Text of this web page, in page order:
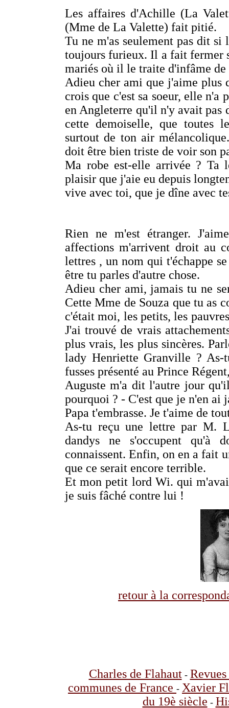
Les affaires d'Achille (La
(Mme de La Valette) fait pitié.
Tu ne m'as seulement pas dit
toujours furieux. Il a fait fermer
mariés où il le traite d'infâme de
Adieu cher ami que j'aime
crois que c'est sa soeur, elle n'a
en Angleterre qu'il n'y avait pas
cette demoiselle, que toutes
surtout de ton air
doit être bien triste de voir son
Ma robe est-elle arrivée ? Ta
plaisir que j'aie eu depuis
vive avec toi, que je dîne avec
Rien ne m'est étranger.
affections m'arrivent droit au
lettres , un nom qui t'échappe
être tu parles d'autre chose.
Adieu cher ami, jamais tu ne
Cette Mme de Souza que tu as
c'était moi, les petits, les
J'ai trouvé de vrais
plus vrais, les plus sincères.
lady Henriette Granville ?
fusses présenté au Prince
Auguste m'a dit l'autre jour
pourquoi ? - C'est que je n'en ai
Papa t'embrasse. Je t'aime de
As-tu reçu une lettre par M.
dandys ne s'occupent qu'à
connaissent. Enfin, on en a fait
que ce serait encore terrible.
Et mon petit lord Wi. qui
je suis fâché contre lui !
retour à la
Charles de Flahaut-
communes de France - Xavier
du 19è siècle -